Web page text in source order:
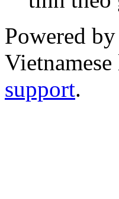
Powered by
support.